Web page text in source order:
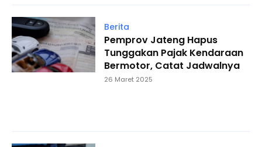
Berita
Pemprov Jateng Hapus
Tunggakan Pajak Kendaraan
Bermotor, Catat Jadwalnya
26 Maret 2025